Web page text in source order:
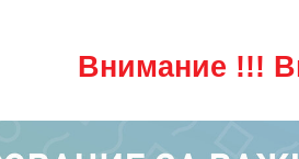
Внимание !!! В